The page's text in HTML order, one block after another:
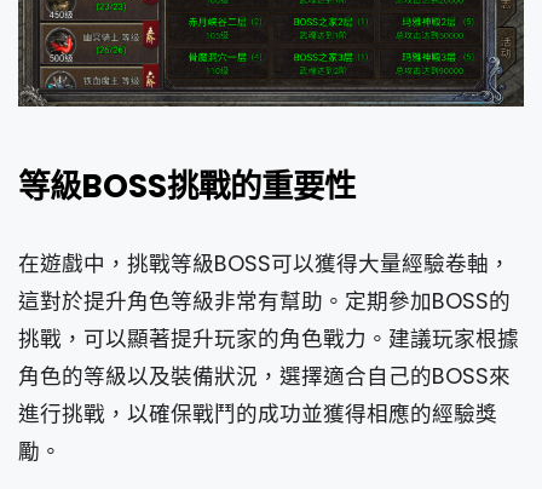
等級BOSS挑戰的重要性
在遊戲中，挑戰等級BOSS可以獲得大量經驗卷軸，
這對於提升角色等級非常有幫助。定期參加BOSS的
挑戰，可以顯著提升玩家的角色戰力。建議玩家根據
角色的等級以及裝備狀況，選擇適合自己的BOSS來
進行挑戰，以確保戰鬥的成功並獲得相應的經驗獎
勵。